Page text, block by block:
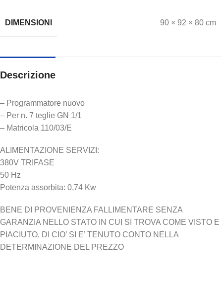
DIMENSIONI 90 × 92 × 80 cm
Descrizione
– Programmatore nuovo
– Per n. 7 teglie GN 1/1
– Matricola 110/03/E
ALIMENTAZIONE SERVIZI:
380V TRIFASE
50 Hz
Potenza assorbita: 0,74 Kw
BENE DI PROVENIENZA FALLIMENTARE SENZA
GARANZIA NELLO STATO IN CUI SI TROVA COME VISTO E
PIACIUTO, DI CIO’ SI E’ TENUTO CONTO NELLA
DETERMINAZIONE DEL PREZZO